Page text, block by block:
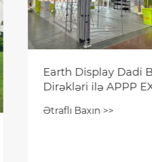
Sərgi çadırlarından